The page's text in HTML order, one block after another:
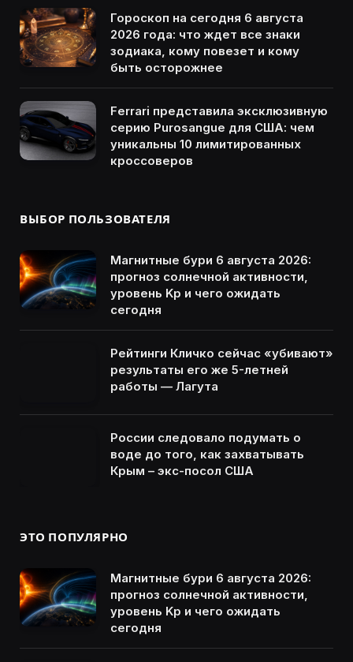
Гороскоп на сегодня 6 августа
2026 года: что ждет все знаки
зодиака, кому повезет и кому
быть осторожнее
Ferrari представила эксклюзивную
серию Purosangue для США: чем
уникальны 10 лимитированных
кроссоверов
ВЫБОР ПОЛЬЗОВАТЕЛЯ
Магнитные бури 6 августа 2026:
прогноз солнечной активности,
уровень Kp и чего ожидать
сегодня
Рейтинги Кличко сейчас «убивают»
результаты его же 5-летней
работы — Лагута
России следовало подумать о
воде до того, как захватывать
Крым – экс-посол США
ЭТО ПОПУЛЯРНО
Магнитные бури 6 августа 2026:
прогноз солнечной активности,
уровень Kp и чего ожидать
сегодня